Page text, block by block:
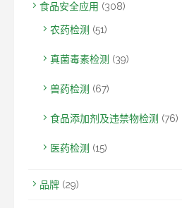
食品安全应用 (308)
农药检测 (51)
真菌毒素检测 (39)
兽药检测 (67)
食品添加剂及违禁物检测 (76)
医药检测 (15)
品牌 (29)